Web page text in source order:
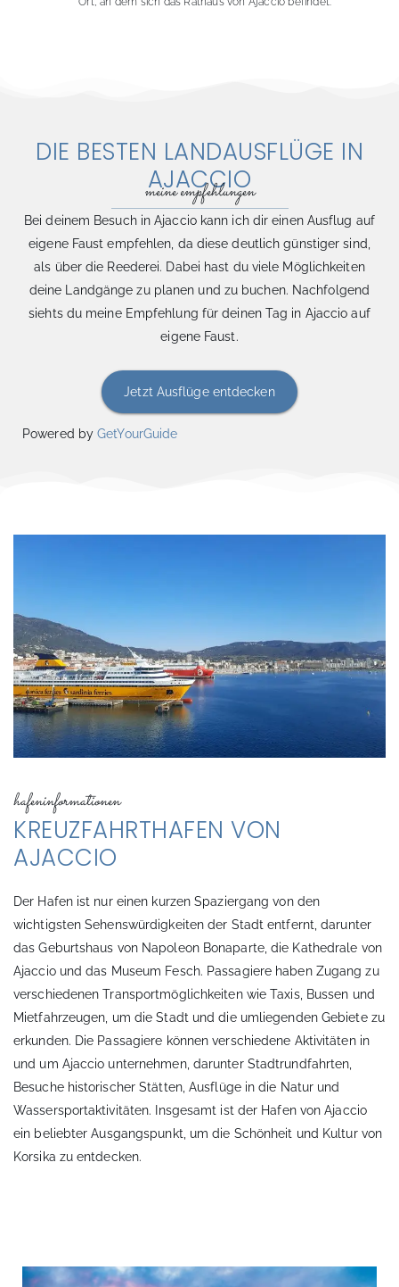
DIE BESTEN LANDAUSFLÜGE IN
AJACCIO​
meine empfehlungen
Bei deinem Besuch in Ajaccio kann ich dir einen Ausflug auf
eigene Faust empfehlen, da diese deutlich günstiger sind,
als über die Reederei. Dabei hast du viele Möglichkeiten
deine Landgänge zu planen und zu buchen. Nachfolgend
siehts du meine Empfehlung für deinen Tag in Ajaccio auf
eigene Faust.
Jetzt Ausflüge entdecken
Powered byGetYourGuide
hafeninformationen
KREUZFAHRTHAFEN VON
AJACCIO
Der Hafen ist nur einen kurzen Spaziergang von den
wichtigsten Sehenswürdigkeiten der Stadt entfernt, darunter
das Geburtshaus von Napoleon Bonaparte, die Kathedrale von
Ajaccio und das Museum Fesch. Passagiere haben Zugang zu
verschiedenen Transportmöglichkeiten wie Taxis, Bussen und
Mietfahrzeugen, um die Stadt und die umliegenden Gebiete zu
erkunden. Die Passagiere können verschiedene Aktivitäten in
und um Ajaccio unternehmen, darunter Stadtrundfahrten,
Besuche historischer Stätten, Ausflüge in die Natur und
Wassersportaktivitäten. Insgesamt ist der Hafen von Ajaccio
ein beliebter Ausgangspunkt, um die Schönheit und Kultur von
Korsika zu entdecken.